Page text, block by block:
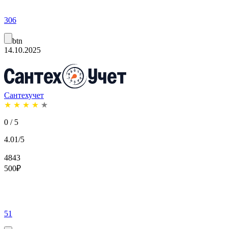
306
btn
14.10.2025
Сантехучет
★ ★ ★ ★ ★
0 / 5
4.01/5
4843
500₽
51